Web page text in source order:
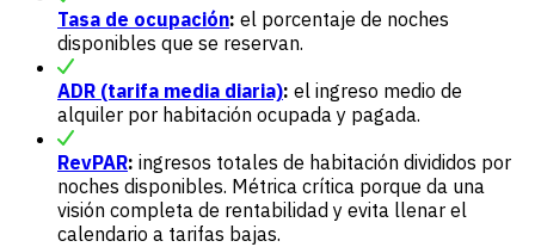
Tasa de ocupación: el porcentaje de noches
disponibles que se reservan.
ADR (tarifa media diaria): el ingreso medio de
alquiler por habitación ocupada y pagada.
RevPAR: ingresos totales de habitación divididos por
noches disponibles. Métrica crítica porque da una
visión completa de rentabilidad y evita llenar el
calendario a tarifas bajas.